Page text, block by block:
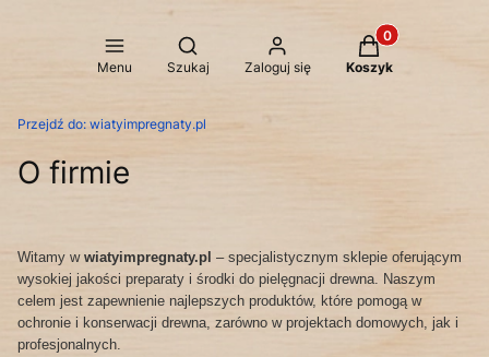
Menu
Otwórz wyszukiwarkę
Szukaj Zaloguj się
Produkty w
Koszyk
Przejdź do: wiatyimpregnaty.pl
O firmie
Witamy w wiatyimpregnaty.pl – specjalistycznym sklepie oferującym
wysokiej jakości preparaty i środki do pielęgnacji drewna. Naszym
celem jest zapewnienie najlepszych produktów, które pomogą w
ochronie i konserwacji drewna, zarówno w projektach domowych, jak i
profesjonalnych.